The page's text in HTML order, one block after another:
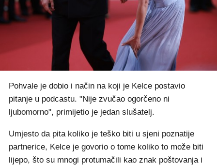
Pohvale je dobio i način na koji je Kelce postavio
pitanje u podcastu. "Nije zvučao ogorčeno ni
ljubomorno", primijetio je jedan slušatelj.
Umjesto da pita koliko je teško biti u sjeni poznatije
partnerice, Kelce je govorio o tome koliko to može biti
lijepo, što su mnogi protumačili kao znak poštovanja i